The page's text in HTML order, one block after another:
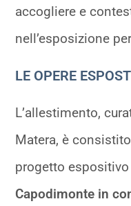
accogliere e
nell’esposizione
LE OPERE
L’allestimento,
Matera, è
progetto
Capodimonte in